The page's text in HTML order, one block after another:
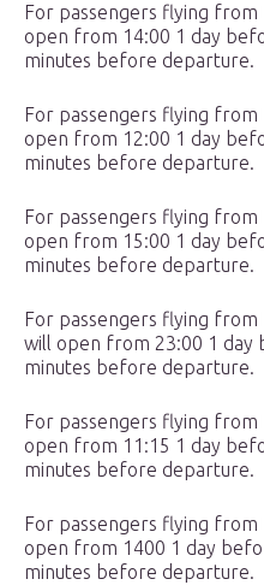
For passengers flying from
open from 14:00 1 day
minutes before departure.
For passengers flying from
open from 12:00 1 day
minutes before departure.
For passengers flying
open from 15:00 1 day
minutes before departure.
For passengers flying from
will open from 23:00 1 day
minutes before departure.
For passengers flying from
open from 11:15 1 day
minutes before departure.
For passengers flying from
open from 1400 1 day
minutes before departure.